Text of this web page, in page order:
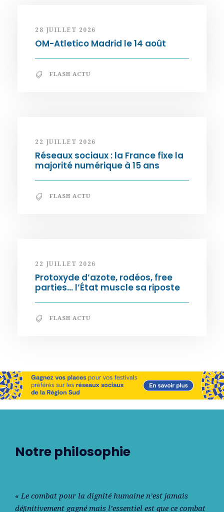
28 JUILLET 2026
OM-Atletico Madrid le 14 août
FLASH ACTU
22 JUILLET 2026
Réseaux sociaux : la France fixe la
majorité numérique à 15 ans
FLASH ACTU
22 JUILLET 2026
Protoxyde d’azote, rodéos, free
parties… l’État muscle sa riposte
FLASH ACTU
Notre philosophie
« Le combat pour la dignité humaine n’est jamais
déﬁnitivement gagné mais l’essentiel est que ce combat